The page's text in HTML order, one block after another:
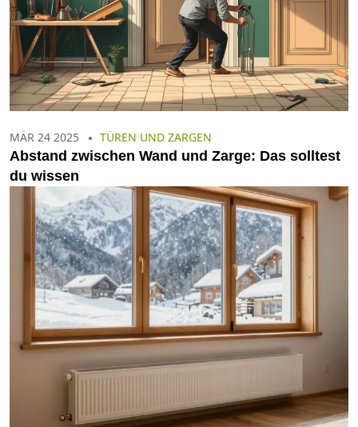
MÄR 24 2025 TÜREN UND ZARGEN
Abstand zwischen Wand und Zarge: Das solltest
du wissen